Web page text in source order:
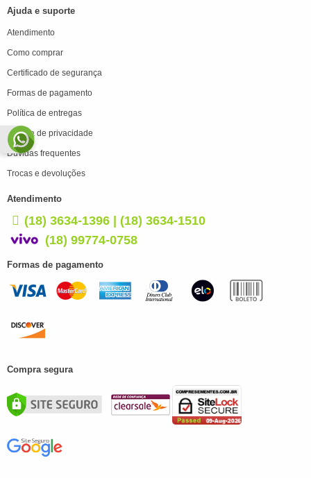
Ajuda e suporte
Atendimento
Como comprar
Certificado de segurança
Formas de pagamento
Política de entregas
Política de privacidade
Dúvidas frequentes
Trocas e devoluções
Atendimento
(18) 3634-1396 | (18) 3634-1510
(18) 99774-0758
Formas de pagamento
Compra segura